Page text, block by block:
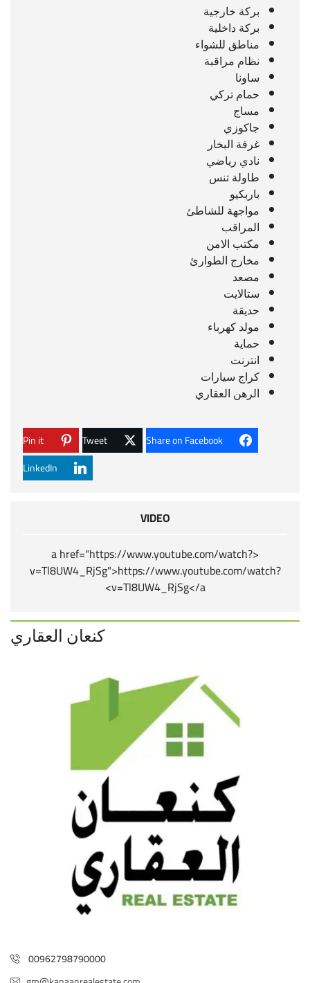
بركة خارجية
بركة داخلية
مناطق للشواء
نظام مراقبة
ساونا
حمام تركي
مساج
جاكوزي
غرفة البخار
نادي رياضي
طاولة تنس
باربكيو
مواجهة للشاطئ
المراقب
مكتب الامن
مخارج الطوارئ
مصعد
ستالايت
حديقة
مولد كهرباء
حماية
انترنت
كراج سيارات
الرهن العقاري
Share on Facebook
Tweet
Pin it
LinkedIn
VIDEO
<a href="https://www.youtube.com/watch?
v=Tl8UW4_RjSg">https://www.youtube.com/watch?
v=Tl8UW4_RjSg</a>
كنعان العقاري
00962798790000